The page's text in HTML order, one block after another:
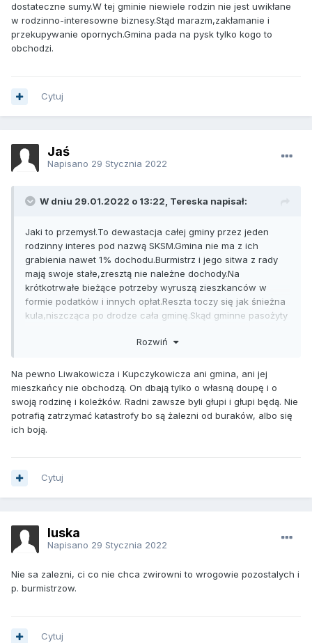
dostateczne sumy.W tej gminie niewiele rodzin nie jest uwikłane
w rodzinno-interesowne biznesy.Stąd marazm,zakłamanie i
przekupywanie opornych.Gmina pada na pysk tylko kogo to
obchodzi.
Cytuj
Jaś
Napisano 29 Stycznia 2022
W dniu 29.01.2022 o 13:22, Tereska napisał:
Jaki to przemysł.To dewastacja całej gminy przez jeden
rodzinny interes pod nazwą SKSM.Gmina nie ma z ich
grabienia nawet 1% dochodu.Burmistrz i jego sitwa z rady
mają swoje stałe,zresztą nie należne dochody.Na
krótkotrwałe bieżące potrzeby wyruszą zieszkanców w
formie podatków i innych opłat.Reszta toczy się jak śnieżna
kula,niszcząca po drodze cała gminę.Skąd gminne pasożyty
dostateczne sumy.W tej gminie niewiele rodzin nie jest
marazm,zakłamanie i przekupywanie opornych.Gmina pada
na pysk tylko kogo to obchodzi.
Rozwiń
Na pewno Liwakowicza i Kupczykowicza ani gmina, ani jej
mieszkańcy nie obchodzą. On dbają tylko o własną doupę i o
swoją rodzinę i koleżków. Radni zawsze byli głupi i głupi będą. Nie
potrafią zatrzymać katastrofy bo są żalezni od buraków, albo się
ich boją.
Cytuj
luska
Napisano 29 Stycznia 2022
Nie sa zalezni, ci co nie chca zwirowni to wrogowie pozostalych i
p. burmistrzow.
Cytuj